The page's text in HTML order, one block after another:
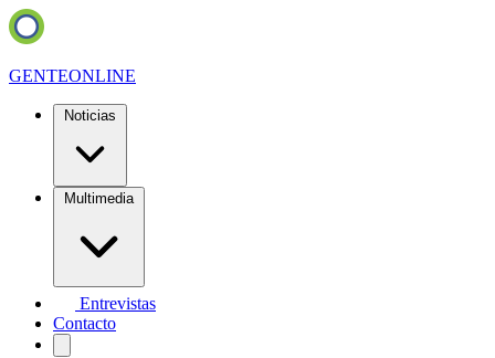
GENTEONLINE
Noticias
Multimedia
Entrevistas
Contacto